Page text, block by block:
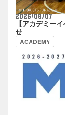
2026/08/07
【アカデミー
せ
ACADEMY